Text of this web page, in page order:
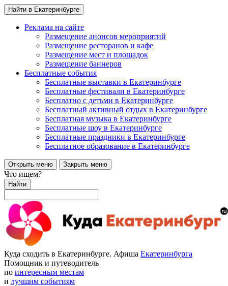
Найти в Екатеринбурге
Реклама на сайте
Размещение анонсов мероприятий
Размещение ресторанов и кафе
Размещение мест и площадок
Размещение баннеров
Бесплатные события
Бесплатные выставки в Екатеринбурге
Бесплатные фестивали в Екатеринбурге
Бесплатно с детьми в Екатеринбурге
Бесплатный активный отдых в Екатеринбурге
Бесплатная музыка в Екатеринбурге
Бесплатные шоу в Екатеринбурге
Бесплатные праздники в Екатеринбурге
Бесплатное образование в Екатеринбурге
Открыть меню Закрыть меню
Что ищем?
Найти
Куда сходить в Екатеринбурге. Афиша Екатеринбурга
Помощник и путеводитель
по интересным местам
и лучшим событиям